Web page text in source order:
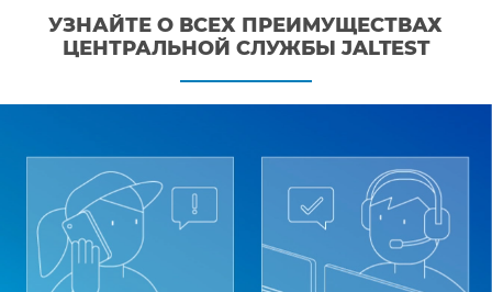
УЗНАЙТЕ О ВСЕХ ПРЕИМУЩЕСТВАХ
ЦЕНТРАЛЬНОЙ СЛУЖБЫ JALTEST